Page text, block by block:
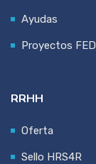
Ayudas
Proyectos
RRHH
Oferta
Sello HRS4R